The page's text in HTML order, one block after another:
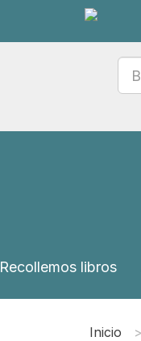
Recollemos libros
Inicio